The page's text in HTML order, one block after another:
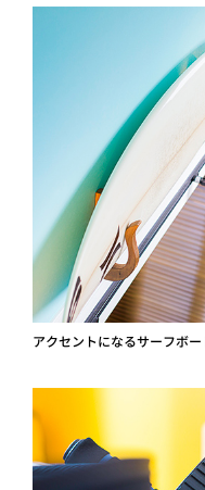
アクセントになるサーフボ